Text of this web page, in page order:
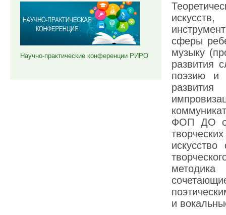
Научно-практические конференции РИРО
сферы
музыку
развития
поэзию и
ФОП ДО о
искусство
и